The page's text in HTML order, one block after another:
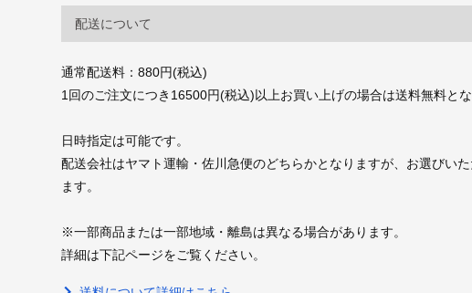
配送について
通常配送料：880円(税込)
1回のご注文につき16500円(税込)以上お買い上げの場合は送料無料とな
日時指定は可能です。
配送会社はヤマト運輸・佐川急便のどちらかとなりますが、お選びい
ます。
※一部商品または一部地域・離島は異なる場合があります。
詳細は下記ページをご覧ください。